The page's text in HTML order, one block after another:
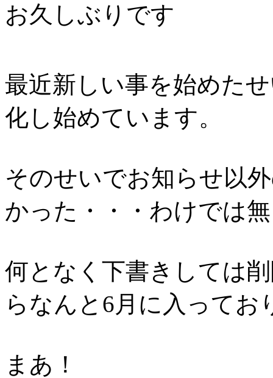
お久しぶりです
最近新しい事を始めた
化し始めています。
そのせいでお知らせ以
かった・・・わけでは
何となく下書きしては
らなんと6月に入ってお
まあ！